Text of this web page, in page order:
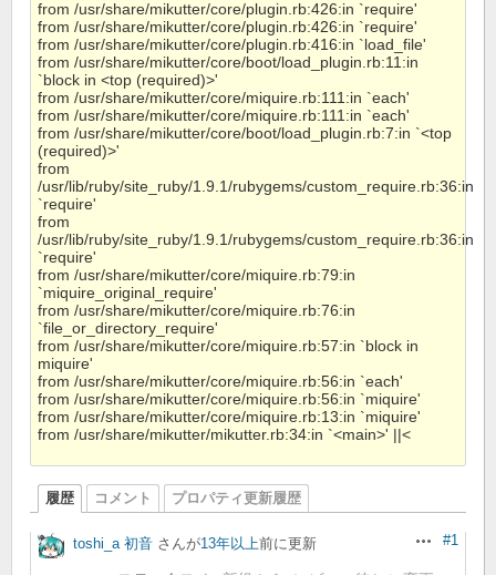
from /usr/share/mikutter/core/plugin.rb:426:in `require'
from /usr/share/mikutter/core/plugin.rb:426:in `require'
from /usr/share/mikutter/core/plugin.rb:416:in `load_file'
from /usr/share/mikutter/core/boot/load_plugin.rb:11:in
`block in <top (required)>'
from /usr/share/mikutter/core/miquire.rb:111:in `each'
from /usr/share/mikutter/core/miquire.rb:111:in `each'
from /usr/share/mikutter/core/boot/load_plugin.rb:7:in `<top
(required)>'
from
/usr/lib/ruby/site_ruby/1.9.1/rubygems/custom_require.rb:36:in
`require'
from
/usr/lib/ruby/site_ruby/1.9.1/rubygems/custom_require.rb:36:in
`require'
from /usr/share/mikutter/core/miquire.rb:79:in
`miquire_original_require'
from /usr/share/mikutter/core/miquire.rb:76:in
`file_or_directory_require'
from /usr/share/mikutter/core/miquire.rb:57:in `block in
miquire'
from /usr/share/mikutter/core/miquire.rb:56:in `each'
from /usr/share/mikutter/core/miquire.rb:56:in `miquire'
from /usr/share/mikutter/core/miquire.rb:13:in `miquire'
from /usr/share/mikutter/mikutter.rb:34:in `<main>' ||<
履歴 コメント プロパティ更新履歴
操作#1
toshi_a 初音 さんが13年以上前に更新